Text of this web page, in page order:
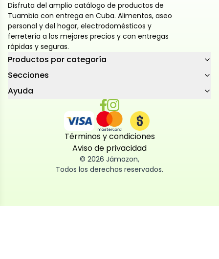
Disfruta del amplio catálogo de productos de
Tuambia con entrega en Cuba. Alimentos, aseo
personal y del hogar, electrodomésticos y
ferretería a los mejores precios y con entregas
rápidas y seguras.
Productos por categoría
Secciones
Ayuda
Términos y condiciones
Aviso de privacidad
© 2026 Jámazon,
Todos los derechos reservados.